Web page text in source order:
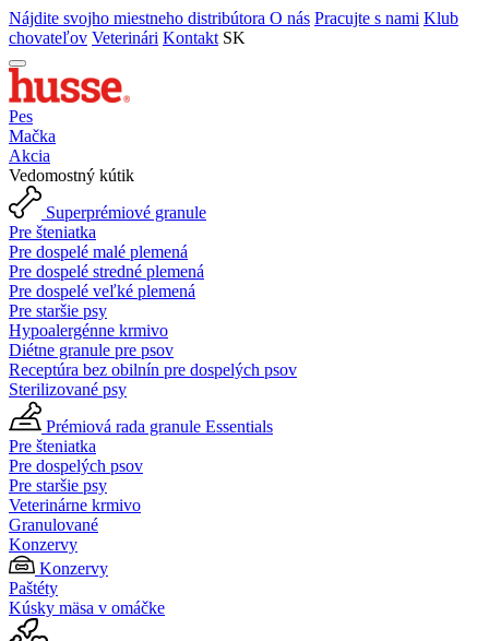
Nájdite svojho miestneho distribútora O nás Pracujte s nami Klub
chovateľov Veterinári Kontakt SK
Pes
Mačka
Akcia
Vedomostný kútik
Superprémiové granule
Pre šteniatka
Pre dospelé malé plemená
Pre dospelé stredné plemená
Pre dospelé veľké plemená
Pre staršie psy
Hypoalergénne krmivo
Diétne granule pre psov
Receptúra bez obilnín pre dospelých psov
Sterilizované psy
Prémiová rada granule Essentials
Pre šteniatka
Pre dospelých psov
Pre staršie psy
Veterinárne krmivo
Granulované
Konzervy
Konzervy
Paštéty
Kúsky mäsa v omáčke